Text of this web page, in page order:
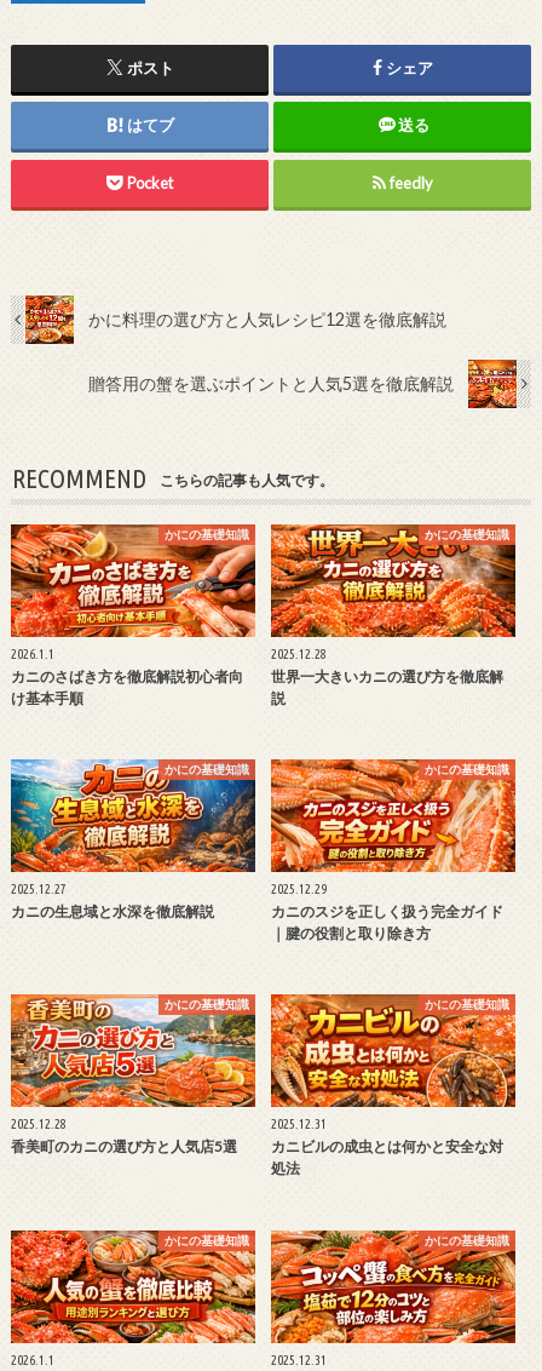
ポスト シェア
はてブ 送る
Pocket feedly
かに料理の選び方と人気レシピ12選を徹底解説
贈答用の蟹を選ぶポイントと人気5選を徹底解説
RECOMMEND こちらの記事も人気です。
かにの基礎知識
2026.1.1
カニのさばき方を徹底解説初心者向
け基本手順
かにの基礎知識
2025.12.28
世界一大きいカニの選び方を徹底解
説
かにの基礎知識
2025.12.27
カニの生息域と水深を徹底解説
かにの基礎知識
2025.12.29
カニのスジを正しく扱う完全ガイド
｜腱の役割と取り除き方
かにの基礎知識
2025.12.28
香美町のカニの選び方と人気店5選
かにの基礎知識
2025.12.31
カニビルの成虫とは何かと安全な対
処法
かにの基礎知識
2026.1.1
かにの基礎知識
2025.12.31